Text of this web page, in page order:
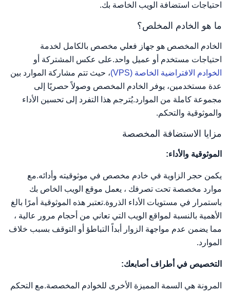
احتياجات استضافة الويب الخاصة بك.
ما هو الخادم المخلص؟
الخادم المخصص هو جهاز فعلي مخصص بالكامل لخدمة
احتياجات مستخدم أو عميل واحد.على عكس المشتركة أو
الخوادم الافتراضية الخاصة (VPS)
، حيث تتم مشاركة الموارد بين
عدة مستخدمين، يوفر الخادم المخصص وصولاً حصريًا إلى
مجموعة كاملة من الموارد.يُترجم هذا التفرد إلى تحسين الأداء
والموثوقية والتحكم.
مزايا الاستضافة المخصصة
الموثوقية والأداء:
يكمن حجر الزاوية في خادم مخصص في موثوقيته وأدائه.مع
موارد مخصصة تحت تصرفك ، يعمل موقع الويب الخاص بك
باستمرار في مستويات الأداء الذروة.تعتبر هذه الموثوقية أمرًا بالغ
الأهمية بالنسبة لمواقع الويب التي تعاني من أحجام مرور عالية ،
مما يضمن عدم مواجهة الزوار أبداً التباطؤ أو التوقف بسبب خلاف
الموارد.
التخصيص في أطراف أصابعك:
المرونة هي السمة المميزة الأخرى للخوادم المخصصة.مع التحكم